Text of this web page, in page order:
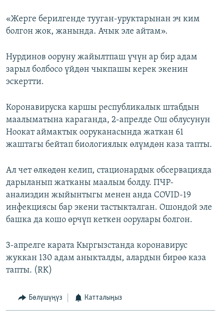
«Жерге берилгенде тууган-уруктарынан эч ким
болгон жок, жанында. Ачык эле айтам».
Нурдинов ооруну жайылтпаш үчүн ар бир адам
зарыл болбосо үйдөн чыкпашы керек экенин
эскертти.
Коронавируска каршы республикалык штабдын
маалыматына караганда, 2-апрелде Ош облусунун
Ноокат аймактык ооруканасында жаткан 61
жаштагы бейтап биологиялык өлүмдөн каза тапты.
Ал чет өлкөдөн келип, стационардык обсервацияда
дарыланып жатканы маалым болду. ПЧР-
анализдин жыйынтыгы менен анда COVID-19
инфекциясы бар экени тастыкталган. Ошондой эле
башка да кошо өрчүп кеткен оорулары болгон.
3-апрелге карата Кыргызстанда коронавирус
жуккан 130 адам аныкталды, алардын бирөө каза
тапты. (RK)
Бөлүшүңүз Катталыңыз